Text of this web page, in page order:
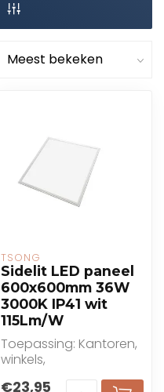
TSONG
Sidelit LED paneel
600x600mm 36W
3000K IP41 wit
115Lm/W
Toepassing: Kantoren,
winkels,
gezondheidszorg,
€23,95